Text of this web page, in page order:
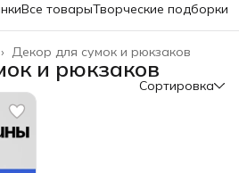
Все товарыТворческие подборки
Декор для сумок и рюкзаков
›
и рюкзаков
Сортировка